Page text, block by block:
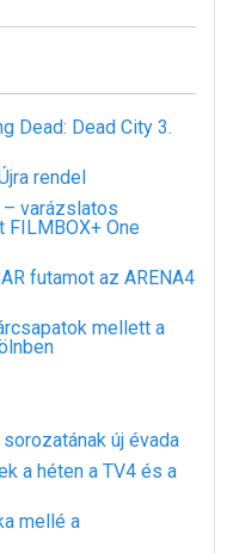
Dead: Dead City 3.
rendel
varázslatos
FILMBOX+ One
futamot az ARENA4
mellett a
új évada
a héten a TV4 és a
mellé a